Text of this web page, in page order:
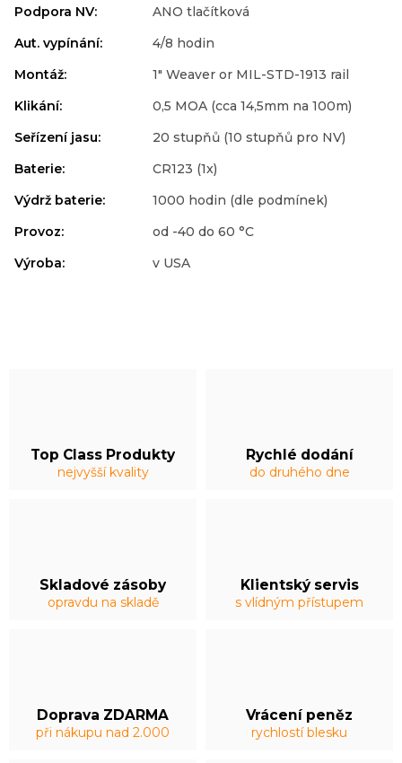
Top Class Produkty
nejvyšší kvality
Rychlé dodání
do druhého dne
Skladové zásoby
opravdu na skladě
Klientský servis
s vlídným přístupem
Doprava ZDARMA
při nákupu nad 2.000
Vrácení peněz
rychlostí blesku
Podpora NV:
ANO tlačítková
Aut. vypínání:
4/8 hodin
Montáž:
1" Weaver or MIL-STD-1913 rail
Klikání:
0,5 MOA (cca 14,5mm na 100m)
Seřízení jasu:
20 stupňů (10 stupňů pro NV)
Baterie:
CR123 (1x)
Výdrž baterie:
1000 hodin (dle podmínek)
Provoz:
od -40 do 60 °C
Výroba: v USA